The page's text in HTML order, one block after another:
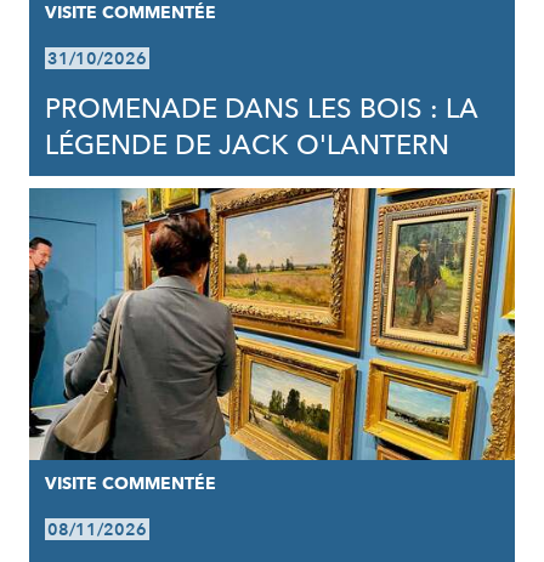
VISITE COMMENTÉE
31/10/2026
PROMENADE DANS LES BOIS : LA
LÉGENDE DE JACK O'LANTERN
VISITE COMMENTÉE
08/11/2026